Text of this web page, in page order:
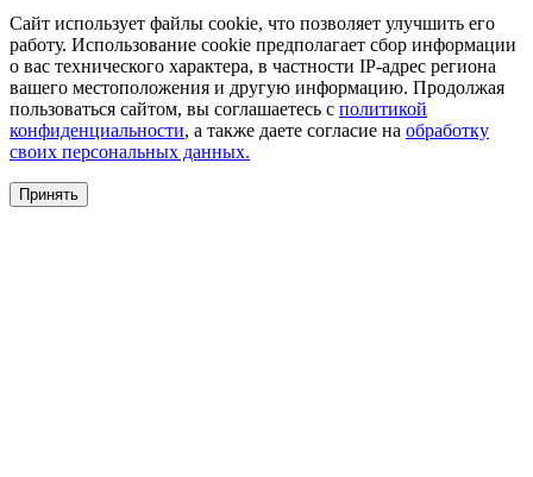
Сайт использует файлы cookie, что позволяет улучшить его
работу. Использование cookie предполагает сбор информации
о вас технического характера, в частности IP-адрес региона
вашего местоположения и другую информацию. Продолжая
пользоваться сайтом, вы соглашаетесь с политикой
конфиденциальности, а также даете согласие на обработку
своих персональных данных.
Принять